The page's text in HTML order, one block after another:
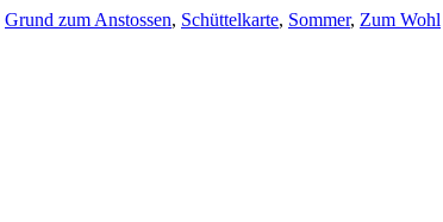
Grund zum Anstossen, Schüttelkarte, Sommer, Zum Wohl